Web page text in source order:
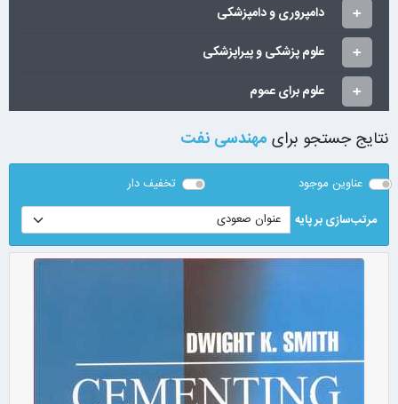
دامپروری و دامپزشکی
علوم پزشکی و پیراپزشکی
علوم برای عموم
نتایج جستجو برای مهندسی نفت
عناوین موجود
تخفیف دار
مرتب‌سازی بر پایه